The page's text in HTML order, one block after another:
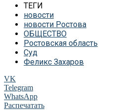
ТЕГИ
новости
новости Ростова
ОБЩЕСТВО
Ростовская область
Суд
Феликс Захаров
VK
Telegram
WhatsApp
Распечатать